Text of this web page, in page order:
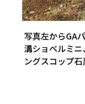
写真左からGA
溝ショベルミ
ングスコップ